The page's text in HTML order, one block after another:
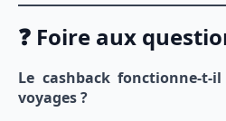
❓ Foire aux
Le cashback fonctionne-
voyages ?